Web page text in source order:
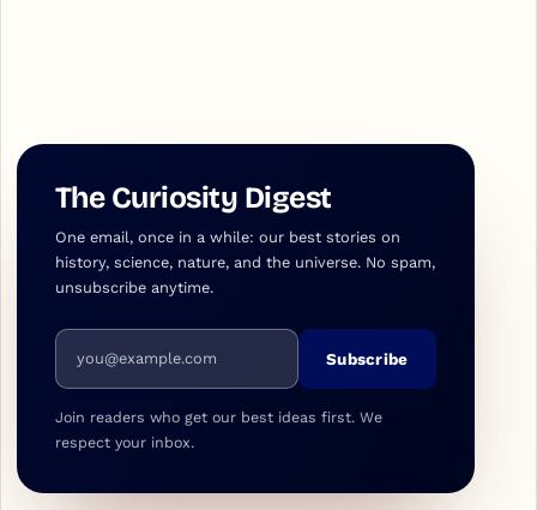
The Curiosity Digest
One email, once in a while: our best stories on
history, science, nature, and the universe. No spam,
unsubscribe anytime.
Email address
Subscribe
Join readers who get our best ideas first. We
respect your inbox.